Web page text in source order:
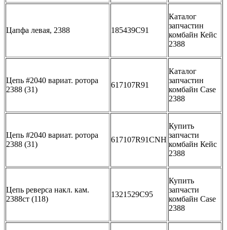
Цапфа левая, 2388 185439C91
Каталог
запчастин
комбайн Кейс
2388
Цепь #2040 вариат. ротора
2388 (31)
617107R91
Каталог
запчастин
комбайн Case
2388
Цепь #2040 вариат. ротора
2388 (31)
617107R91CNH
Купить
запчасти
комбайн Кейс
2388
Цепь реверса накл. кам.
2388ст (118)
1321529C95
Купить
запчасти
комбайн Case
2388